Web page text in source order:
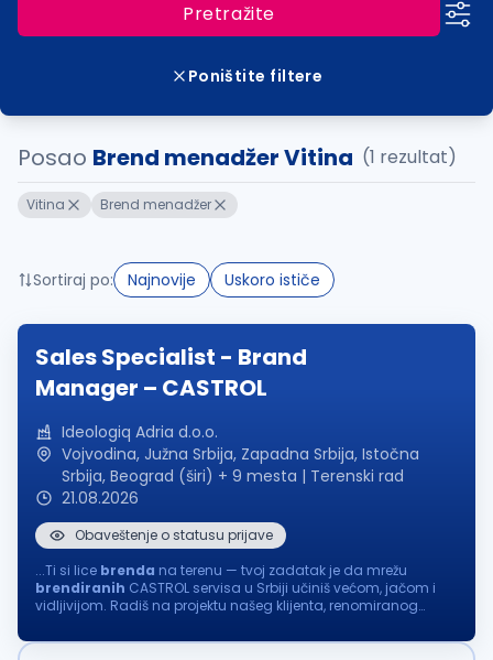
Pretražite
Poništite filtere
Posao Brend menadžer Vitina (1 rezultat)
Vitina Brend menadžer
Sortiraj po: Najnovije Uskoro ističe
Sales Specialist - Brand
Manager – CASTROL
Ideologiq Adria d.o.o.
Vojvodina, Južna Srbija, Zapadna Srbija, Istočna
Srbija, Beograd (širi) + 9 mesta | Terenski rad
21.08.2026
Obaveštenje o statusu prijave
...Ti si lice brenda na terenu — tvoj zadatak je da mrežu
brendiranih CASTROL servisa u Srbiji učiniš većom, jačom i
vidljivijom. Radiš na projektu našeg klijenta, renomiranog